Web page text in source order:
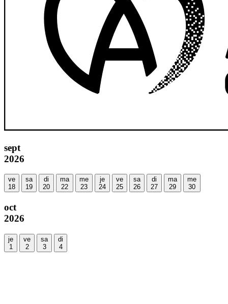
sept
2026
ve
18
sa
19
di
20
ma
22
me
23
je
24
ve
25
sa
26
di
27
ma
29
me
30
oct
2026
je
1
ve
2
sa
3
di
4